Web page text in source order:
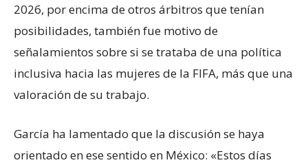
2026, por encima de otros árbitros que tenían
posibilidades, también fue motivo de
señalamientos sobre si se trataba de una política
inclusiva hacia las mujeres de la FIFA, más que una
valoración de su trabajo.
García ha lamentado que la discusión se haya
orientado en ese sentido en México: «Estos días